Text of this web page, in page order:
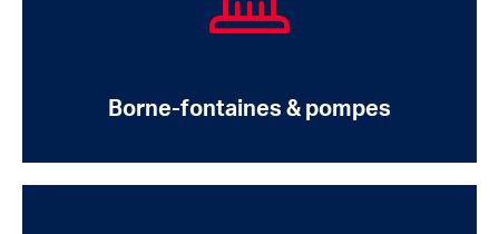
Borne-fontaines & pompes